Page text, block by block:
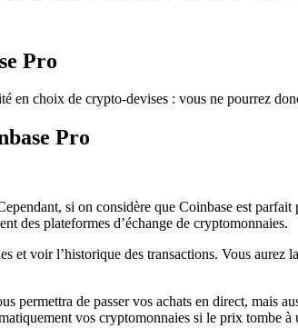
Pro
en choix de crypto-devises : vous ne pourrez
Pro
si on considère que Coinbase est parfait
des plateformes d’échange de cryptomonnaies.
et voir l’historique des transactions. Vous
permettra de passer vos achats en direct, mais
vos cryptomonnaies si le prix tombe à